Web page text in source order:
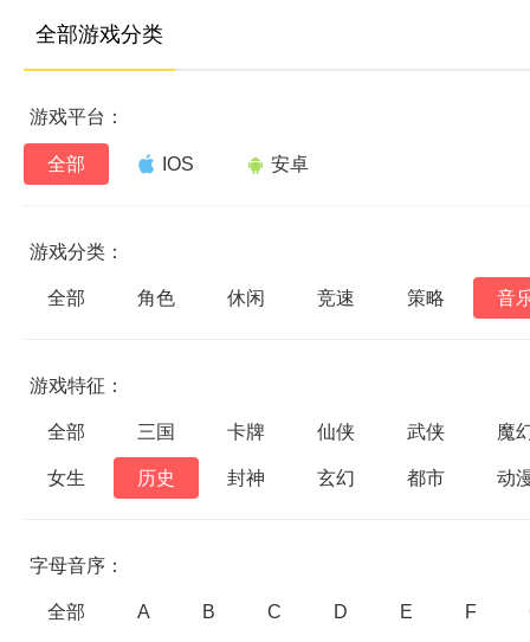
全部游戏分类
游戏平台：
全部 IOS 安卓
游戏分类：
全部 角色 休闲 竞速 策略 音
游戏特征：
全部 三国 卡牌 仙侠 武侠 魔
女生 历史 封神 玄幻 都市 动
字母音序：
全部 A B C D E F